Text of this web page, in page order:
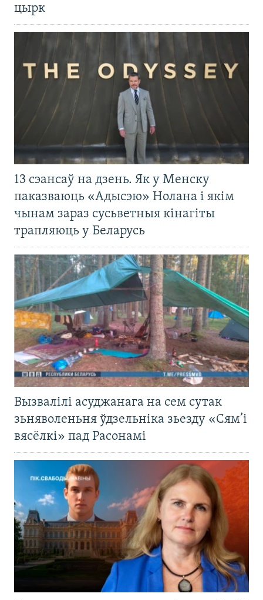
цырк
13 сэансаў на дзень. Як у Менску
паказваюць «Адысэю» Нолана і якім
чынам зараз сусьветныя кінагіты
трапляюць у Беларусь
Вызвалілі асуджанага на сем сутак
зьняволеньня ўдзельніка зьезду «Сям’і
вясёлкі» пад Расонамі